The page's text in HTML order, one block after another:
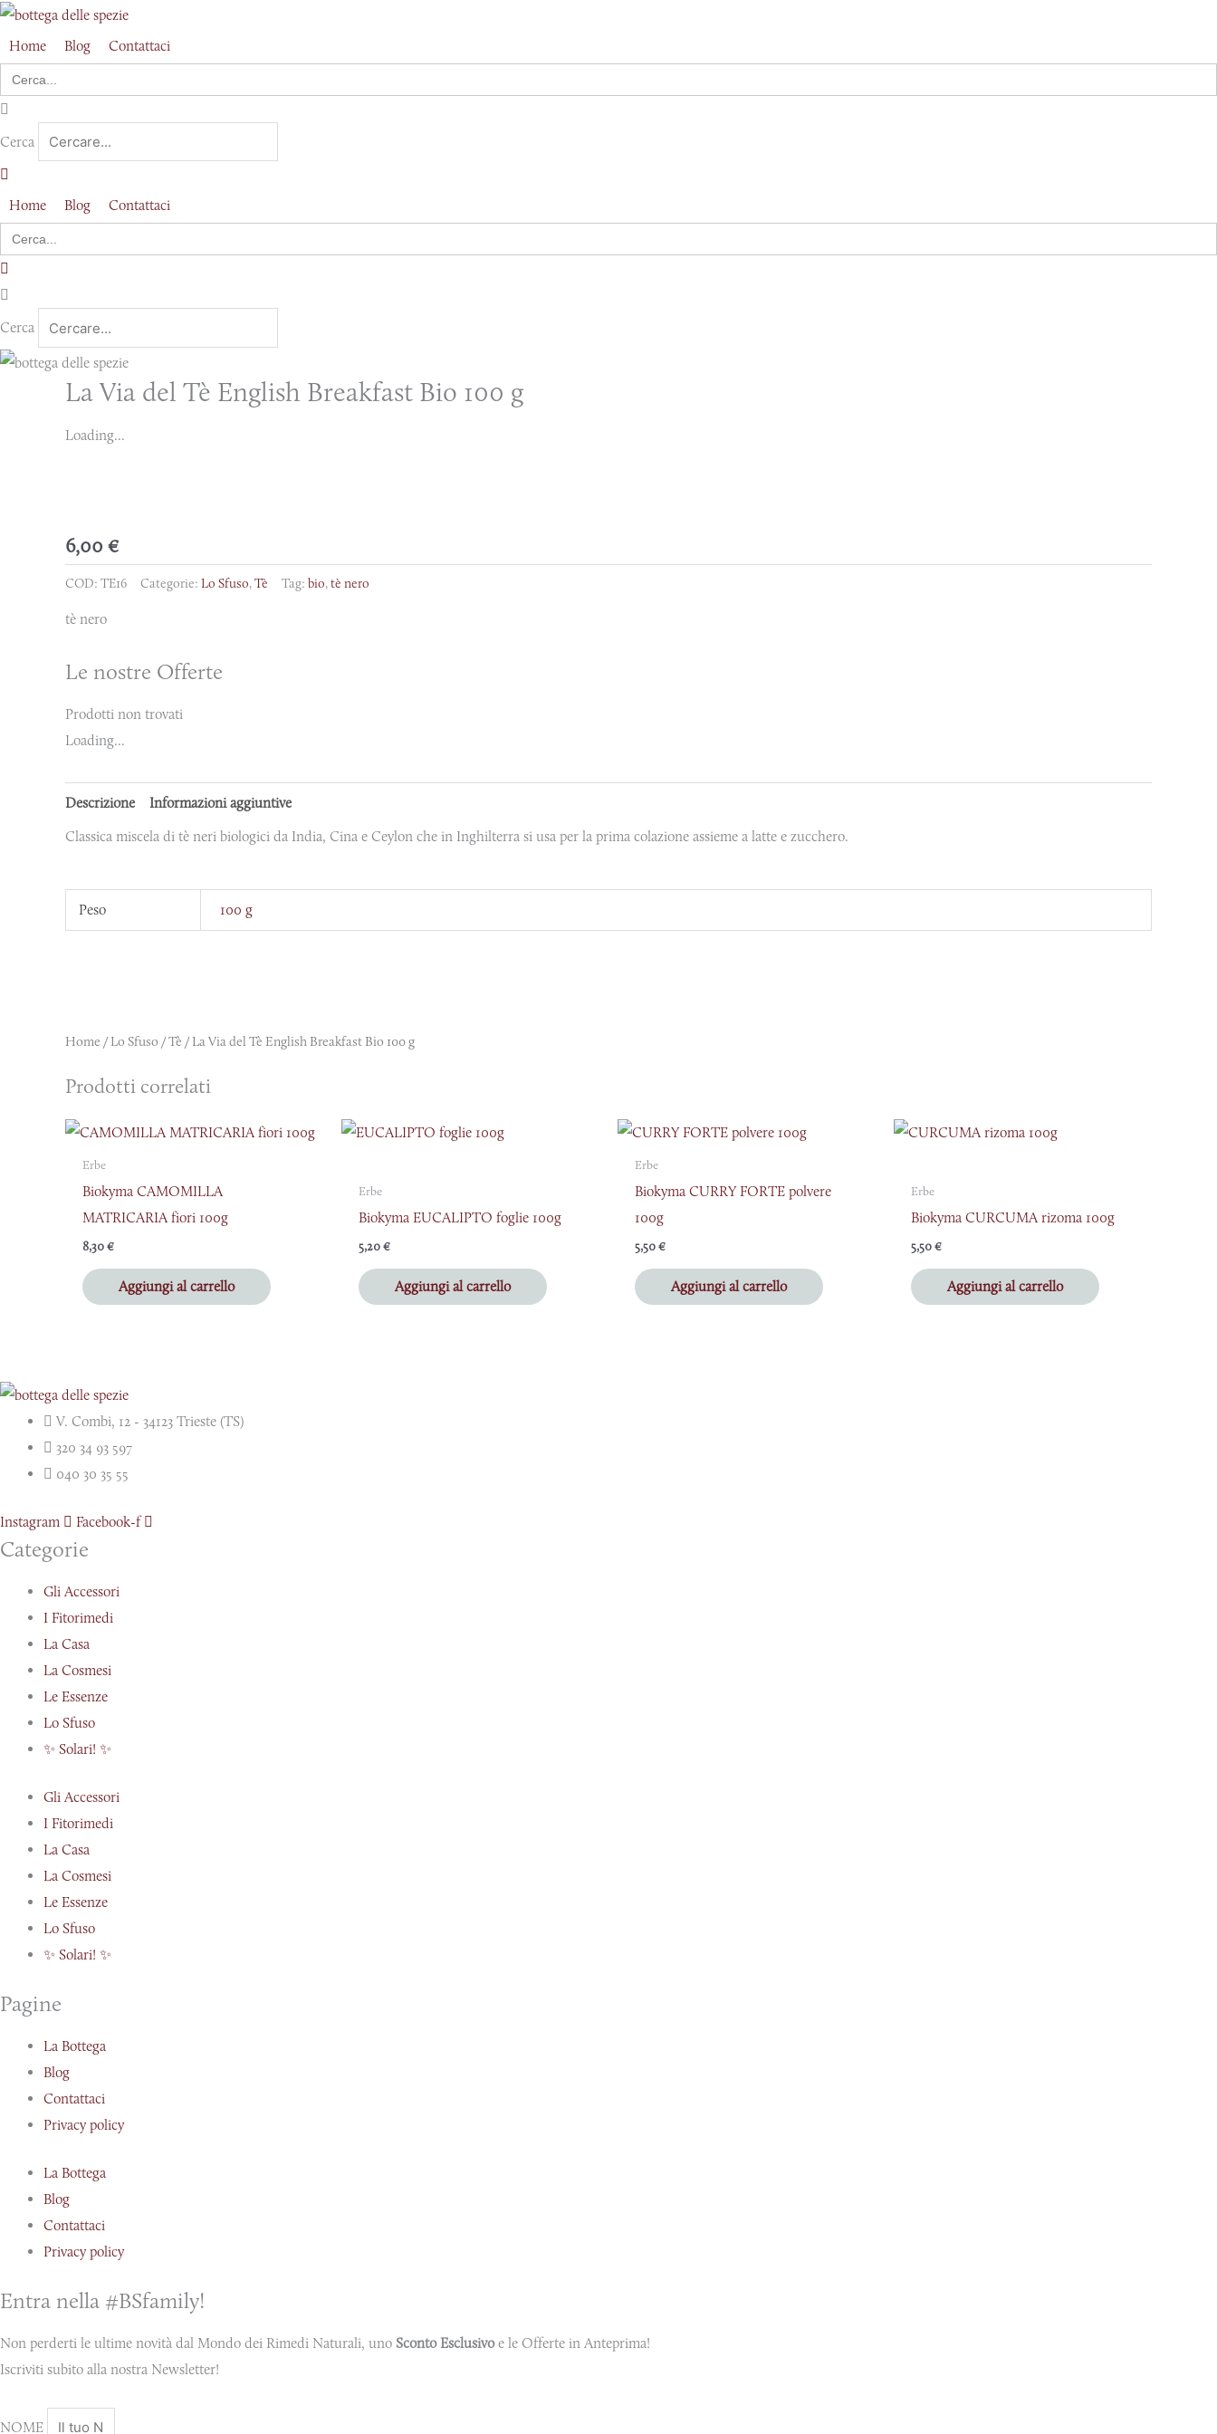
Vai
contenuto
Home Blog
Contattaci
Search
for:
Cerca
Home Blog
Contattaci
Search
for:
Cerca
La Via del Tè English Breakfast Bio 100 g
Loading...
6,00 €
COD: TE16 Categorie: Lo Sfuso,Tè Tag: bio,tè nero
tè nero
Le nostre Offerte
Prodotti non trovati
Loading...
Descrizione
Informazioni aggiuntive
Classica miscela di tè neri biologici da India, Cina e Ceylon che in Inghilterra si usa per la prima colazione assieme a latte e zucchero.
Peso 100 g
Home /Lo Sfuso /Tè / La Via del Tè English Breakfast Bio 100 g
Prodotti correlati
Erbe
Biokyma CAMOMILLA
MATRICARIA fiori 100g
8,30€
Aggiungi al carrello
Erbe
Biokyma EUCALIPTO foglie 100g
5,20€
Aggiungi al carrello
Erbe
Biokyma CURRY FORTE polvere
100g
5,50€
Aggiungi al carrello
Erbe
Biokyma CURCUMA rizoma 100g
5,50€
Aggiungi al carrello
V. Combi, 12 - 34123 Trieste (TS)
320 34 93 597
040 30 35 55
Instagram Facebook-f
Categorie
Gli Accessori
I Fitorimedi
La Casa
La Cosmesi
Le Essenze
Lo Sfuso
✨ Solari! ✨
Gli Accessori
I Fitorimedi
La Casa
La Cosmesi
Le Essenze
Lo Sfuso
✨ Solari! ✨
Pagine
La Bottega
Blog
Contattaci
Privacy policy
La Bottega
Blog
Contattaci
Privacy policy
Entra nella #BSfamily!
Non perderti le ultime novità dal Mondo dei Rimedi Naturali, uno Sconto Esclusivoe le Offerte in Anteprima!
Iscriviti subito alla nostra Newsletter!
NOME